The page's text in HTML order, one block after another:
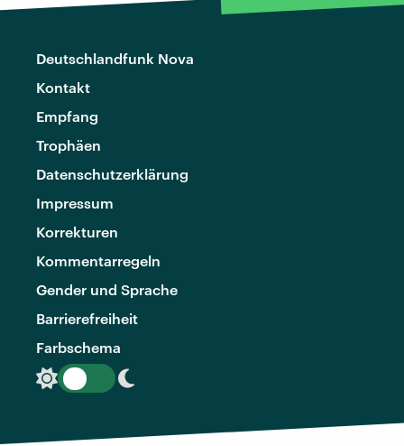
Deutschlandfunk Nova
Kontakt
Empfang
Trophäen
Datenschutzerklärung
Impressum
Korrekturen
Kommentarregeln
Gender und Sprache
Barrierefreiheit
Farbschema